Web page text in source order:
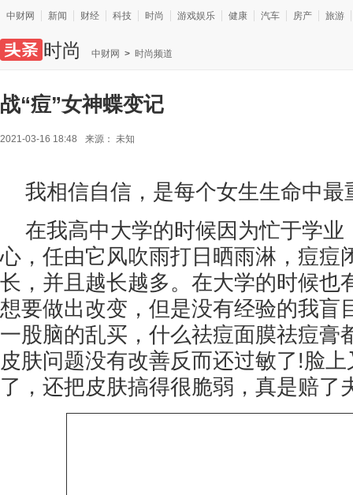
中财网 新闻 财经 科技 时尚 游戏娱乐 健康 汽车 房产 旅游
时尚 中财网 > 时尚频道
战“痘”女神蝶变记
2021-03-16 18:48 来源： 未知
我相信自信，是每个女生生命中最
在我高中大学的时候因为忙于学业
心，任由它风吹雨打日晒雨淋，痘痘
长，并且越长越多。在大学的时候也
想要做出改变，但是没有经验的我盲
一股脑的乱买，什么祛痘面膜祛痘膏
皮肤问题没有改善反而还过敏了!脸
了，还把皮肤搞得很脆弱，真是赔了